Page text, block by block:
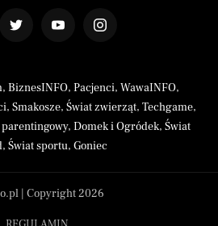
, BiznesINFO, Pacjenci, WawaINFO,
, Smakosze, Świat zwierząt, Techgame,
, Domek i Ogródek, Świat
, Świat sportu, Goniec
| Copyright 2026